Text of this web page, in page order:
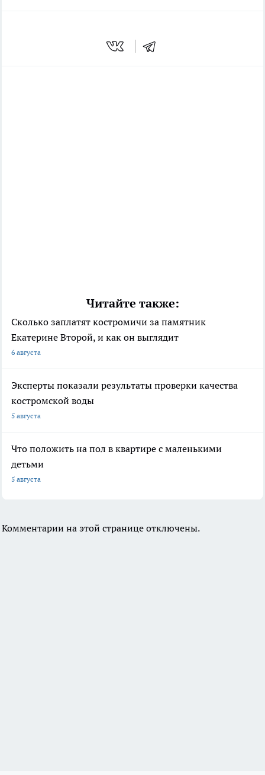
Читайте также:
Сколько заплатят костромичи за памятник
Екатерине Второй, и как он выглядит
6 августа
Эксперты показали результаты проверки качества
костромской воды
5 августа
Что положить на пол в квартире с маленькими
детьми
5 августа
Комментарии на этой странице отключены.